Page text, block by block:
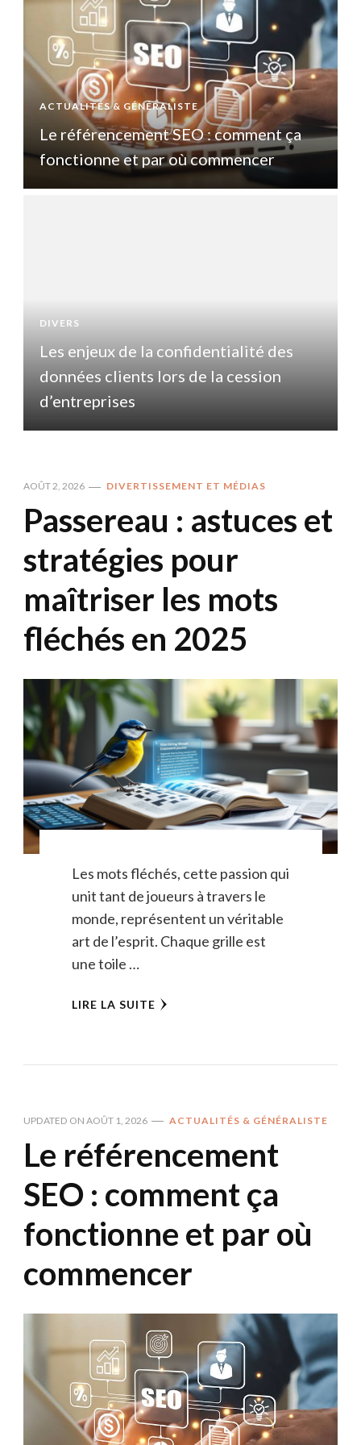
ACTUALITÉS & GÉNÉRALISTE
Le référencement SEO : comment ça
fonctionne et par où commencer
DIVERS
Les enjeux de la confidentialité des
données clients lors de la cession
d’entreprises
AOÛT 2, 2026 DIVERTISSEMENT ET MÉDIAS
Passereau : astuces et
stratégies pour
maîtriser les mots
fléchés en 2025
Les mots fléchés, cette passion qui
unit tant de joueurs à travers le
monde, représentent un véritable
art de l’esprit. Chaque grille est
une toile …
LIRE LA SUITE
UPDATED ON AOÛT 1, 2026 ACTUALITÉS & GÉNÉRALISTE
Le référencement
SEO : comment ça
fonctionne et par où
commencer